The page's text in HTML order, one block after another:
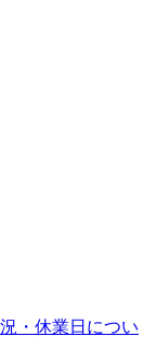
・休業日につい